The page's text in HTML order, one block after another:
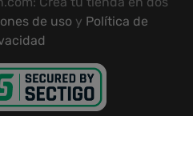
de usoy Política de